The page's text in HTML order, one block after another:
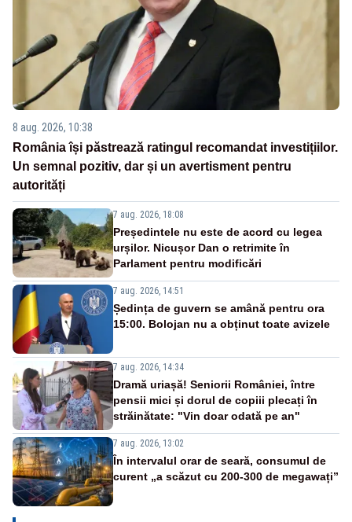
8 aug. 2026, 10:38
România își păstrează ratingul recomandat investițiilor.
Un semnal pozitiv, dar și un avertisment pentru
autorități
7 aug. 2026, 18:08
Președintele nu este de acord cu legea
urșilor. Nicușor Dan o retrimite în
Parlament pentru modificări
7 aug. 2026, 14:51
Ședința de guvern se amână pentru ora
15:00. Bolojan nu a obținut toate avizele
7 aug. 2026, 14:34
Dramă uriașă! Seniorii României, între
pensii mici și dorul de copiii plecați în
străinătate: "Vin doar odată pe an"
7 aug. 2026, 13:02
În intervalul orar de seară, consumul de
curent „a scăzut cu 200-300 de megawați”